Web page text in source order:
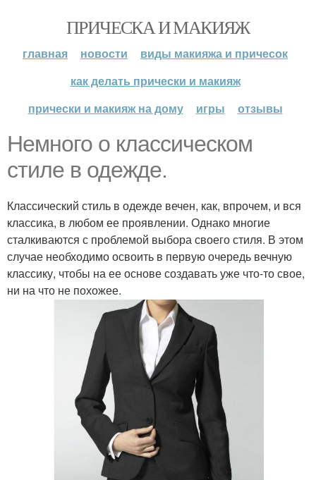
ПРИЧЕСКА И МАКИЯЖ
главная новости
виды макияжа и причесок
как делать прически и макияж
прически и макияж на дому
игры отзывы
Немного о классическом
стиле в одежде.
Классический стиль в одежде вечен, как, впрочем, и вся
классика, в любом ее проявлении. Однако многие
сталкиваются с проблемой выбора своего стиля. В этом
случае необходимо освоить в первую очередь вечную
классику, чтобы на ее основе создавать уже что-то свое,
ни на что не похожее.